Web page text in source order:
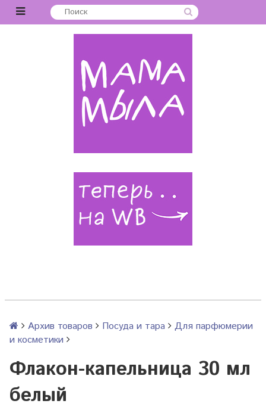
Архив товаров Посуда и тара
Для парфюмерии
и косметики
Флакон-капельница 30 мл
белый